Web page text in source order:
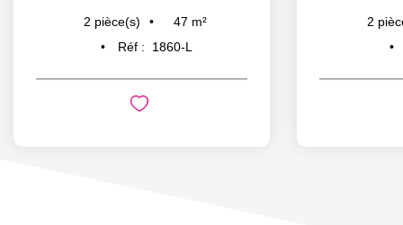
2 pièce(s) 47 m²
Réf :
1860-L
2